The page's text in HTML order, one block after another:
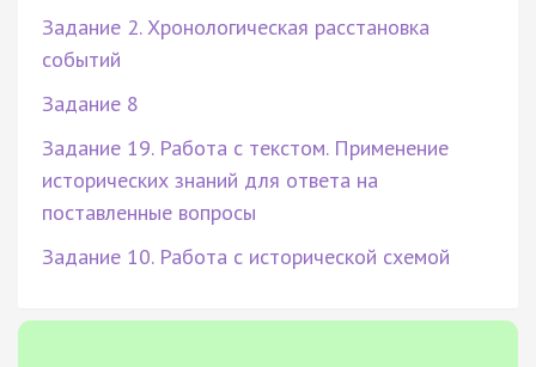
Задание 2. Хронологическая расстановка
событий
Задание 8
Задание 19. Работа с текстом. Применение
исторических знаний для ответа на
поставленные вопросы
Задание 10. Работа с исторической схемой